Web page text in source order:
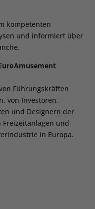
kompetenten
und informiert über
Führungskräften
von Investoren,
und Designern der
Freizeitanlagen und
in Europa.